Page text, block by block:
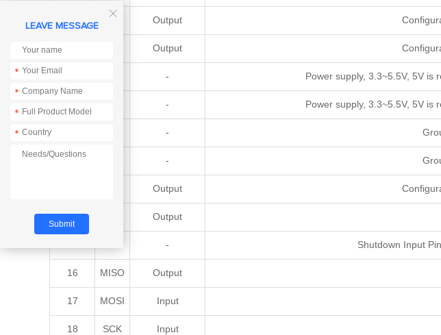
7 IO_3 Output
Output
- Power supply, 3.3~5.5V, 5V is
- Power supply, 3.3~5.5V, 5V is
-
12 -
Output
14 Output
- Shutdown Input
16 MISO Output
17 MOSI Input
18 SCK Input

LEAVE MESSAGE
*
*
*
*